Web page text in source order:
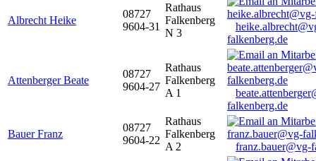
Albrecht Heike
08727
9604-31
Rathaus
Falkenberg
N 3
falkenberg.de
Attenberger Beate
08727
9604-27
Rathaus
Falkenberg
A 1
falkenberg.de
Bauer Franz
08727
9604-22
Rathaus
Falkenberg
A 2
franz.bauer@vg-